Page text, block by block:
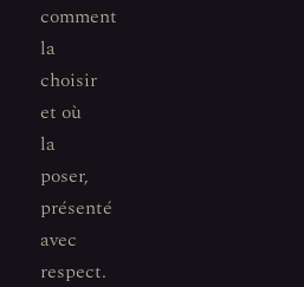
comment
la
choisir
et où
la
poser,
présenté
avec
respect.